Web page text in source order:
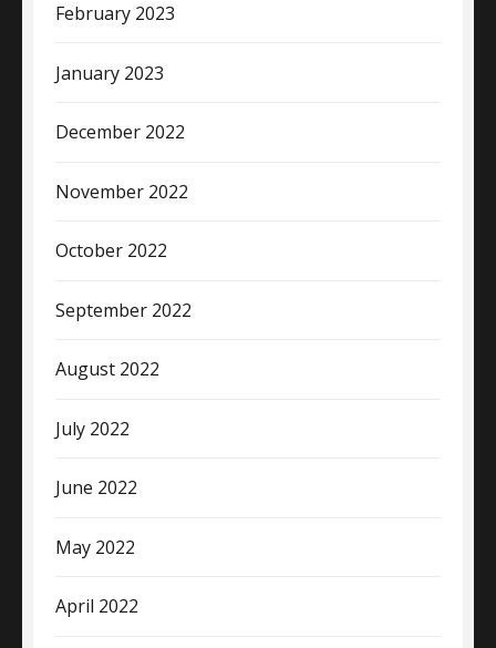
February 2023
January 2023
December 2022
November 2022
October 2022
September 2022
August 2022
July 2022
June 2022
May 2022
April 2022